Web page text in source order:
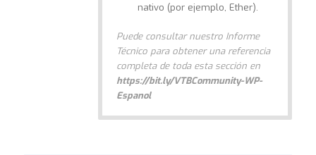
nativo (por ejemplo, Ether).
Puede consultar nuestro Informe
Técnico para obtener una referencia
completa de toda esta sección en
https://bit.ly/VTBCommunity-WP-
Espanol